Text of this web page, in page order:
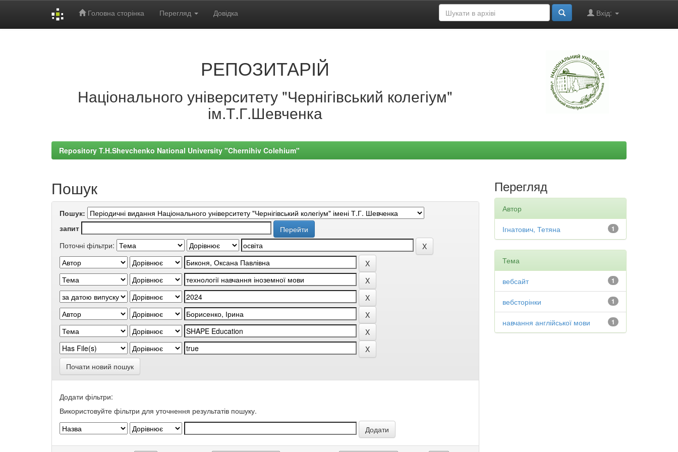
Головна сторінка Перегляд Довідка Вхід:
РЕПОЗИТАРІЙ
Національного університету "Чернігівський колегіум"
ім.Т.Г.Шевченка
Repository T.H.Shevchenko National University "Chernihiv Colehium"
Пошук
Пошук:
запит
Поточні фільтри:
Почати новий пошук
Додати фільтри:
Використовуйте фільтри для уточнення результатів пошуку.
Перегляд
Автор
1
Ігнатович, Тетяна
Тема
1
вебсайт
1
вебсторінки
1
навчання англійської мови